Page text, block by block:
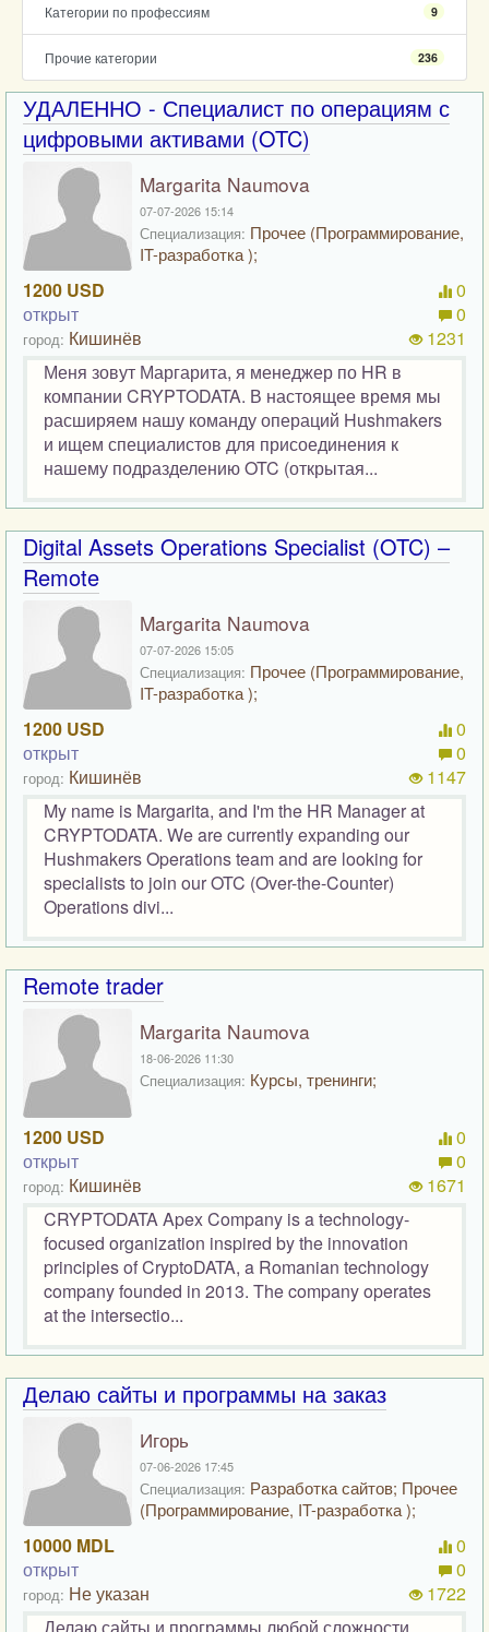
Категории по профессиям 9
Прочие категории 236
УДАЛЕННО - Специалист по операциям с
цифровыми активами (OTC)
Margarita Naumova
07-07-2026 15:14
Специализация: Прочее (Программирование,
IT-разработка );
1200 USD
открыт
город: Кишинёв
0
0
1231
Меня зовут Маргарита, я менеджер по HR в
компании CRYPTODATA. В настоящее время мы
расширяем нашу команду операций Hushmakers
и ищем специалистов для присоединения к
нашему подразделению OTC (открытая...
Digital Assets Operations Specialist (OTC) –
Remote
Margarita Naumova
07-07-2026 15:05
Специализация: Прочее (Программирование,
IT-разработка );
1200 USD
открыт
город: Кишинёв
0
0
1147
My name is Margarita, and I'm the HR Manager at
CRYPTODATA. We are currently expanding our
Hushmakers Operations team and are looking for
specialists to join our OTC (Over-the-Counter)
Operations divi...
Remote trader
Margarita Naumova
18-06-2026 11:30
Специализация: Курсы, тренинги;
1200 USD
открыт
город: Кишинёв
0
0
1671
CRYPTODATA Apex Company is a technology-
focused organization inspired by the innovation
principles of CryptoDATA, a Romanian technology
company founded in 2013. The company operates
at the intersectio...
Делаю сайты и программы на заказ
Игорь
07-06-2026 17:45
Специализация: Разработка сайтов; Прочее
(Программирование, IT-разработка );
10000 MDL
открыт
город: Не указан
0
0
1722